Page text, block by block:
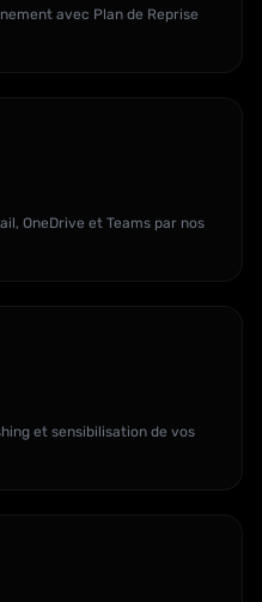
avec Plan de Reprise
OneDrive et Teams par nos
et sensibilisation de vos